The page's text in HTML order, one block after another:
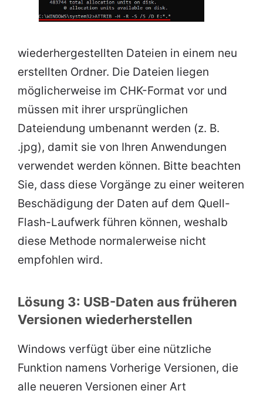
wiederhergestellten Dateien in einem neu
erstellten Ordner. Die Dateien liegen
möglicherweise im CHK-Format vor und
müssen mit ihrer ursprünglichen
Dateiendung umbenannt werden (z. B.
.jpg), damit sie von Ihren Anwendungen
verwendet werden können. Bitte beachten
Sie, dass diese Vorgänge zu einer weiteren
Beschädigung der Daten auf dem Quell-
Flash-Laufwerk führen können, weshalb
diese Methode normalerweise nicht
empfohlen wird.
Lösung 3: USB-Daten aus früheren
Versionen wiederherstellen
Windows verfügt über eine nützliche
Funktion namens Vorherige Versionen, die
alle neueren Versionen einer Art